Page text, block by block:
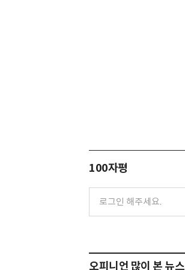
100자평
오피니언 많이 본 뉴스